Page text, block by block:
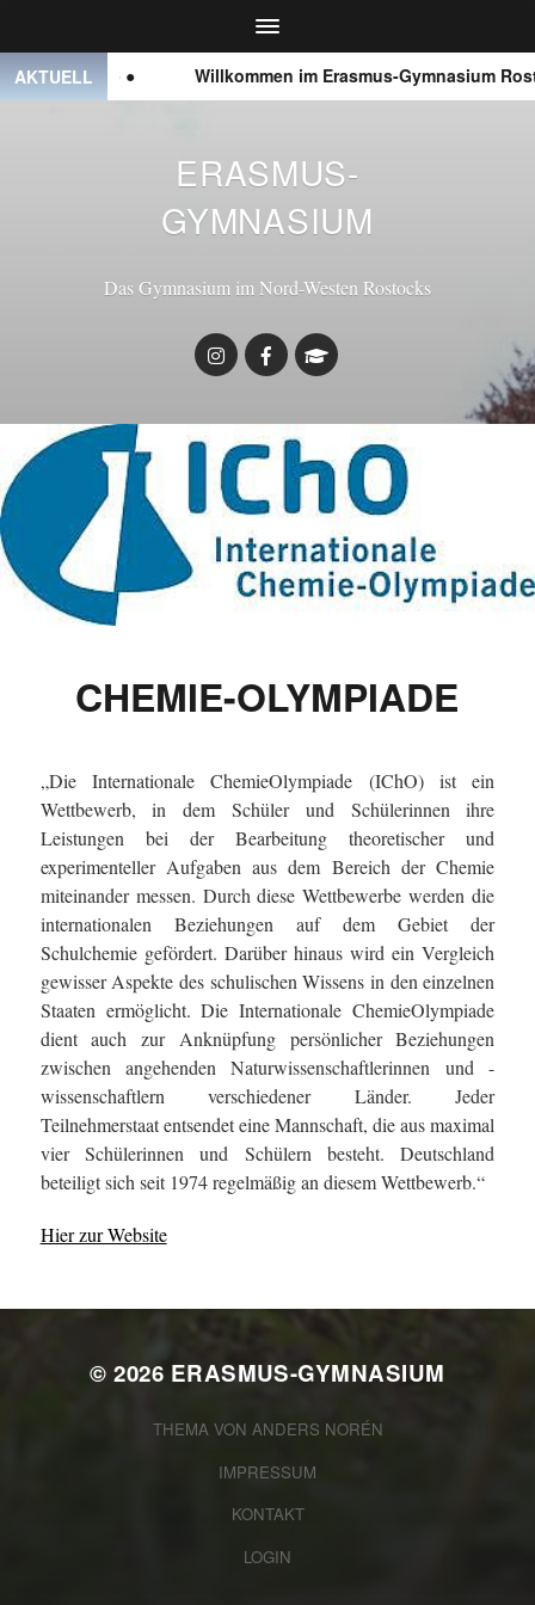
AKTUELL● ● ● Willkommen im Erasmus-Gymnasium
ERASMUS-
GYMNASIUM
Das Gymnasium im Nord-Westen Rostocks
CHEMIE-OLYMPIADE
„Die Internationale ChemieOlympiade (IChO) ist ein
Wettbewerb, in dem Schüler und Schülerinnen ihre
Leistungen bei der Bearbeitung theoretischer und
experimenteller Aufgaben aus dem Bereich der Chemie
miteinander messen. Durch diese Wettbewerbe werden die
internationalen Beziehungen auf dem Gebiet der
Schulchemie gefördert. Darüber hinaus wird ein Vergleich
gewisser Aspekte des schulischen Wissens in den einzelnen
Staaten ermöglicht. Die Internationale ChemieOlympiade
dient auch zur Anknüpfung persönlicher Beziehungen
zwischen angehenden Naturwissenschaftlerinnen und -
wissenschaftlern verschiedener Länder. Jeder
Teilnehmerstaat entsendet eine Mannschaft, die aus maximal
vier Schülerinnen und Schülern besteht. Deutschland
beteiligt sich seit 1974 regelmäßig an diesem Wettbewerb.“
Hier zur Website
© 2026 ERASMUS-GYMNASIUM
THEMA VON ANDERS NORÉN
IMPRESSUM
KONTAKT
LOGIN